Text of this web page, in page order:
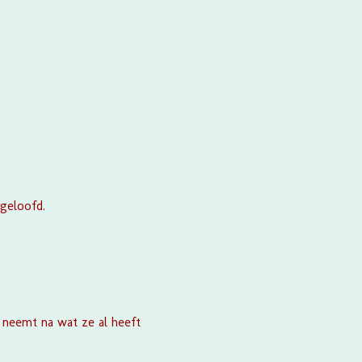
na wat ze al heeft